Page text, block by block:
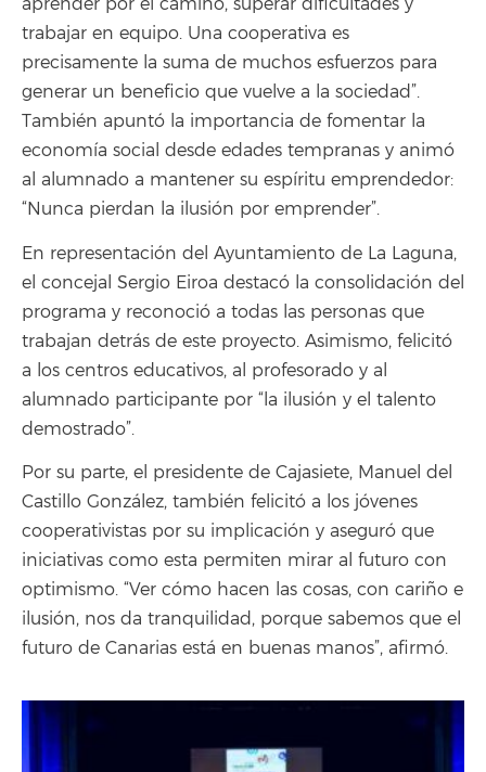
aprender por el camino, superar dificultades y
trabajar en equipo. Una cooperativa es
precisamente la suma de muchos esfuerzos para
generar un beneficio que vuelve a la sociedad”.
También apuntó la importancia de fomentar la
economía social desde edades tempranas y animó
al alumnado a mantener su espíritu emprendedor:
“Nunca pierdan la ilusión por emprender”.
En representación del Ayuntamiento de La Laguna,
el concejal Sergio Eiroa destacó la consolidación del
programa y reconoció a todas las personas que
trabajan detrás de este proyecto. Asimismo, felicitó
a los centros educativos, al profesorado y al
alumnado participante por “la ilusión y el talento
demostrado”.
Por su parte, el presidente de Cajasiete, Manuel del
Castillo González, también felicitó a los jóvenes
cooperativistas por su implicación y aseguró que
iniciativas como esta permiten mirar al futuro con
optimismo. “Ver cómo hacen las cosas, con cariño e
ilusión, nos da tranquilidad, porque sabemos que el
futuro de Canarias está en buenas manos”, afirmó.